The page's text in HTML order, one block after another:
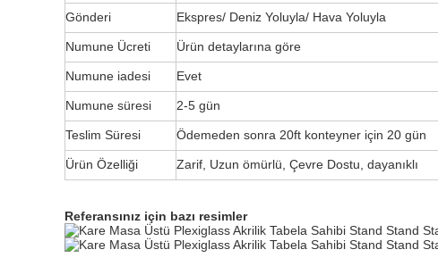
Gönderi Ekspres/ Deniz Yoluyla/ Hava Yoluyla
Numune Ücreti Ürün detaylarına göre
Numune iadesi Evet
Numune süresi 2-5 gün
Teslim Süresi Ödemeden sonra 20ft konteyner için 20 gün
Ürün Özelliği Zarif, Uzun ömürlü, Çevre Dostu, dayanıklı
Referansınız için bazı resimler